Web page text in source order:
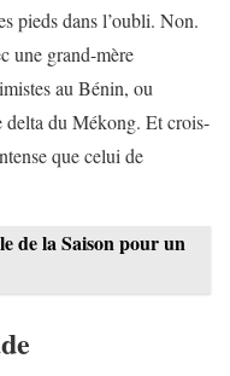
pieds dans l’oubli. Non.
une grand-mère
au Bénin, ou
delta du Mékong. Et crois-
que celui de
de la Saison pour un